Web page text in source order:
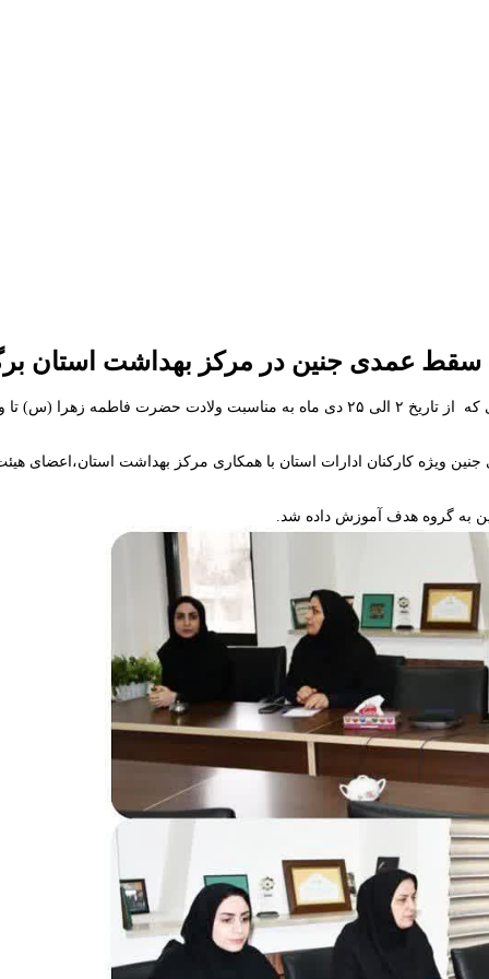
عمدی جنین در مرکز بهداشت استان
در راستای پویش حفظ حیات جنین با محوریت پیشگیری و مقابله با سقط عمدی که از تاریخ
ویژه کارکنان ادارات استان با همکاری مرکز بهداشت استان،اعضای
به گروه هدف آموزش داده شد.